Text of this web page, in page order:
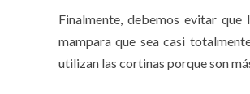
Finalmente, debemos evitar que
mampara que sea casi
utilizan las cortinas porque son